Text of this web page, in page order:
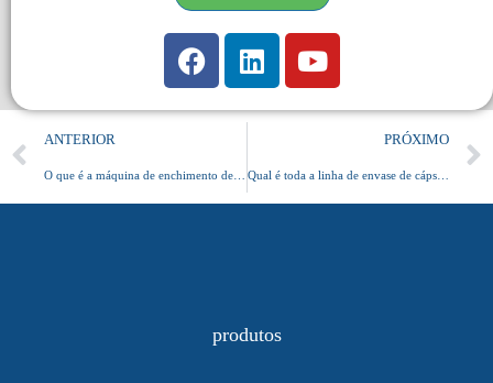
ANTERIOR PRÓXIMO
Qual é toda a linha de envase de cápsulas
produtos